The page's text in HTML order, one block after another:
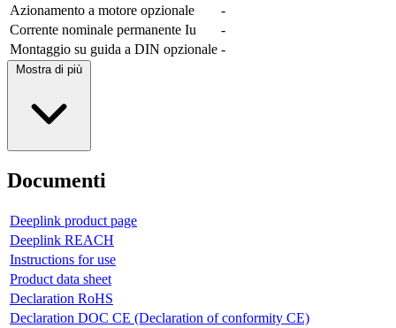
Azionamento a motore opzionale
-
Corrente nominale permanente Iu
-
Montaggio su guida a DIN opzionale -
Mostra di più
Documenti
Deeplink product page
Deeplink REACH
Instructions for use
Product data sheet
Declaration RoHS
Declaration DOC CE (Declaration of conformity CE)